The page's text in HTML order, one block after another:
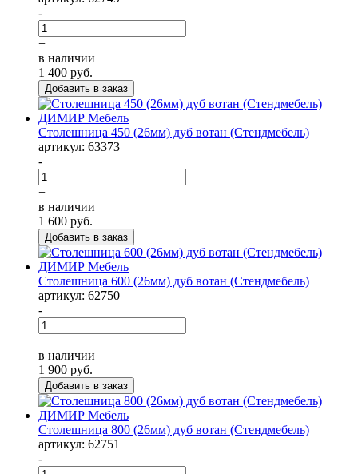
-
+
в наличии
1 400 руб.
Столешница 450 (26мм) дуб вотан (Стендмебель)
артикул: 63373
-
+
в наличии
1 600 руб.
Столешница 600 (26мм) дуб вотан (Стендмебель)
артикул: 62750
-
+
в наличии
1 900 руб.
Столешница 800 (26мм) дуб вотан (Стендмебель)
артикул: 62751
-